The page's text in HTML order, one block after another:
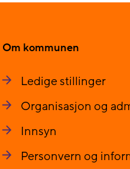
Om kommunen
Ledige stillinger
Organisasjon og
Innsyn
Personvern og